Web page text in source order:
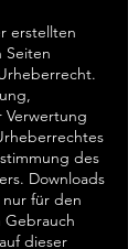
erstellten
Seiten
des
Downloads
für den
Gebrauch
dieser